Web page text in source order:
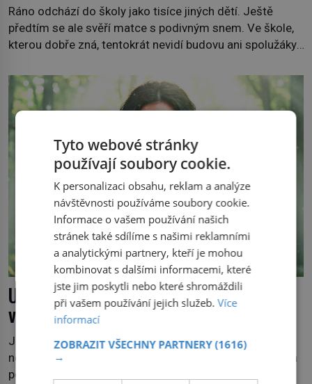
Ráno odchází do školy jako tisíce jiných dětí. Ještě
předtím se ale svěří matce s podivným snem. Ve škole,
kterou dobře zná, tentokrát nevidí budovu ani spolužáky.
později je mrtvá. Mohla devítiletá Zahlédla vlastní
osud? Dne 21. října 1966 se velšská vesnice Aberfan […]
Upírka z Dunaje: Žena, která chodila po
vodě
Je pozdní noc a po hladině Dunaje kráčí žena. Neklesá,
nezanechává vlny a pohybuje se tiše, jako by černá voda
pod ní byla dlažbou. Muž, který ji z břehu pozoruje, ji
Tyto webové stránky
používají soubory cookie.
K personalizaci obsahu, reklam a analýze
návštěvnosti používáme soubory cookie.
Informace o vašem používání našich
stránek také sdílíme s našimi reklamními
a analytickými partnery, kteří je mohou
kombinovat s dalšími informacemi, které
jste jim poskytli nebo které shromáždili
při vašem používání jejich služeb.Více
informací
ZOBRAZIT VŠECHNY PARTNERY(1616)
→